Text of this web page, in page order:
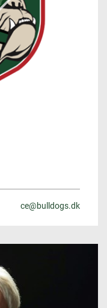
ce@bulldogs.dk